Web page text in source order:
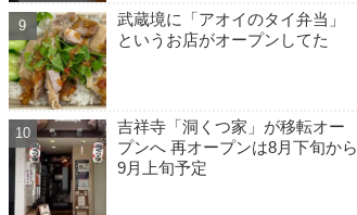
武蔵境に「アオイのタイ弁当」
というお店がオープンしてた
吉祥寺「洞くつ家」が移転オー
プンへ 再オープンは8月下旬から
9月上旬予定